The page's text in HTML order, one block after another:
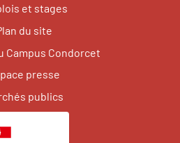
et stages
du site
Campus Condorcet
presse
publics